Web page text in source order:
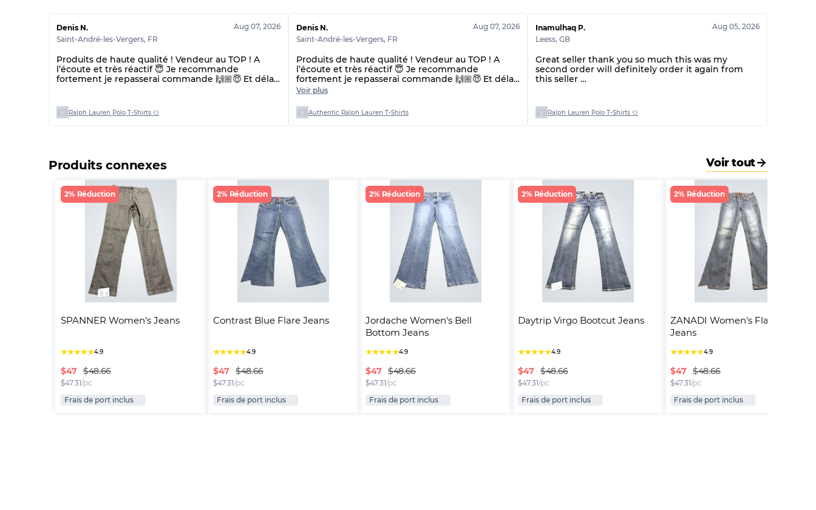
Denis N.
Saint-André-les-Vergers, FR
Aug 07, 2026
Produits de haute qualité ! Vendeur au TOP ! A
l’écoute et très réactif 😇 Je recommande
fortement je repasserai commande 🙌🏼😇 Et délai
Ralph Lauren Polo T-Shirts 👕
Denis N.
Saint-André-les-Vergers, FR
Aug 07, 2026
Produits de haute qualité ! Vendeur au TOP ! A
l’écoute et très réactif 😇 Je recommande
fortement je repasserai commande 🙌🏼😇 Et délai
de livraison plus rapide que prévu !! 👌merci
beaucoup 🙏
Voir plus
Authentic Ralph Lauren T-Shirts
Inamulhaq P.
Leess,GB
Aug 05, 2026
Great seller thank you so much this was my
second order will definitely order it again from
this seller
Ralph Lauren Polo T-Shirts 👕
Produits connexes Voir tout
2% Réduction
SPANNER Women's Jeans
★★★★★4.9
$47 $48.66
$47.31/pc
Frais de port inclus
2% Réduction
Contrast Blue Flare Jeans
★★★★★4.9
$47 $48.66
$47.31/pc
Frais de port inclus
2% Réduction
Jordache Women's Bell
Bottom Jeans
★★★★★4.9
$47 $48.66
$47.31/pc
Frais de port inclus
2% Réduction
Daytrip Virgo Bootcut Jeans
★★★★★4.9
$47 $48.66
$47.31/pc
Frais de port inclus
2% Réduction
ZANADI Women's Flared
Jeans
★★★★★4.9
$47 $48.66
$47.31/pc
Frais de port inclus